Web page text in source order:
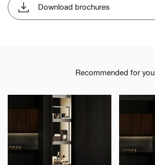
Download brochures
Recommended for you